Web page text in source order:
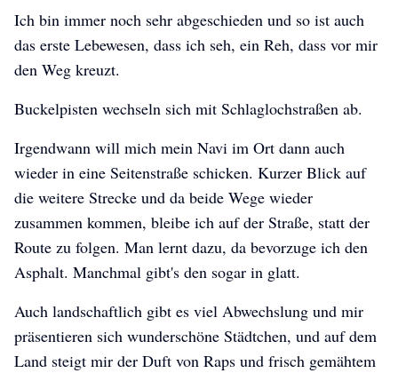
Ich bin immer noch sehr abgeschieden und so ist auch
das erste Lebewesen, dass ich seh, ein Reh, dass vor mir
den Weg kreuzt.
Buckelpisten wechseln sich mit Schlaglochstraßen ab.
Irgendwann will mich mein Navi im Ort dann auch
wieder in eine Seitenstraße schicken. Kurzer Blick auf
die weitere Strecke und da beide Wege wieder
zusammen kommen, bleibe ich auf der Straße, statt der
Route zu folgen. Man lernt dazu, da bevorzuge ich den
Asphalt. Manchmal gibt's den sogar in glatt.
Auch landschaftlich gibt es viel Abwechslung und mir
präsentieren sich wunderschöne Städtchen, und auf dem
Land steigt mir der Duft von Raps und frisch gemähtem